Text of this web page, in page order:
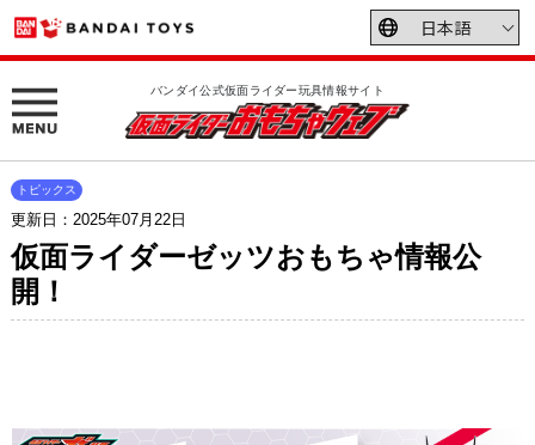
バンダイ公式仮面ライダー玩具情報サイト
更新日：2025年07月22日
トピックス
仮面ライダーゼッツおもちゃ情報公
開！